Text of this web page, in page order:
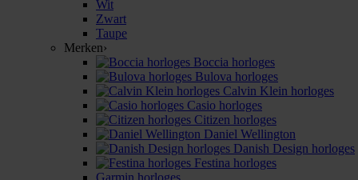
Wit
Zwart
Taupe
Merken›
Boccia horloges
Bulova horloges
Calvin Klein horloges
Casio horloges
Citizen horloges
Daniel Wellington
Danish Design horloges
Festina horloges
Garmin horloges